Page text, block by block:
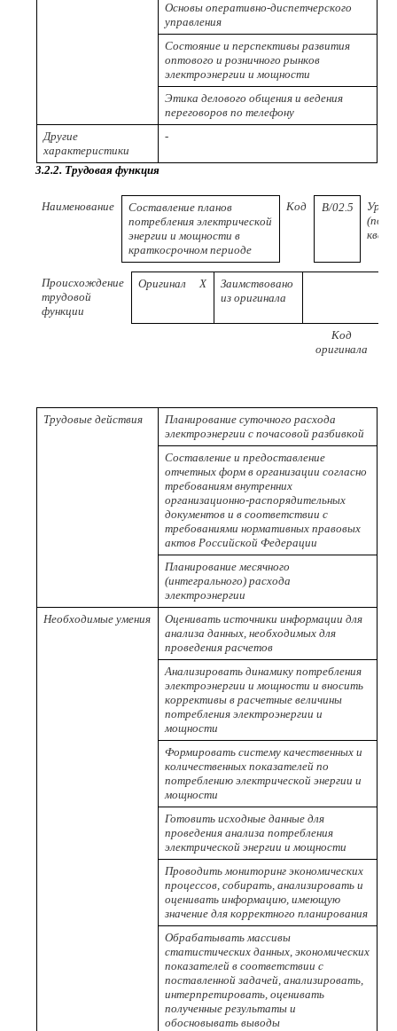
Основы оперативно-диспетчерского
управления
Состояние и перспективы развития
оптового и розничного рынков
электроэнергии и мощности
Этика делового общения и ведения
переговоров по телефону
Другие
характеристики
-
3.2.2. Трудовая функция
Наименование
Составление планов
потребления электрической
энергии и мощности в
краткосрочном периоде
Код В/02.5
Происхождение
трудовой
функции
Оригинал X
Заимствовано
из оригинала
Код
оригинала
Трудовые действия
Планирование суточного расхода
электроэнергии с почасовой разбивкой
Составление и предоставление
отчетных форм в организации согласно
требованиям внутренних
организационно-распорядительных
документов и в соответствии с
требованиями нормативных правовых
актов Российской Федерации
Планирование месячного
(интегрального) расхода
электроэнергии
Необходимые умения
Оценивать источники информации для
анализа данных, необходимых для
проведения расчетов
Анализировать динамику потребления
электроэнергии и мощности и вносить
коррективы в расчетные величины
потребления электроэнергии и
мощности
Формировать систему качественных и
количественных показателей по
потреблению электрической энергии и
мощности
Готовить исходные данные для
проведения анализа потребления
электрической энергии и мощности
Проводить мониторинг экономических
процессов, собирать, анализировать и
оценивать информацию, имеющую
значение для корректного планирования
Обрабатывать массивы
статистических данных, экономических
показателей в соответствии с
поставленной задачей, анализировать,
интерпретировать, оценивать
полученные результаты и
обосновывать выводы